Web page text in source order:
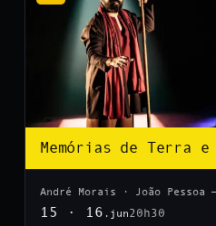
Memórias de Terra e
André Morais · João Pessoa
15 · 16 .jun20h30